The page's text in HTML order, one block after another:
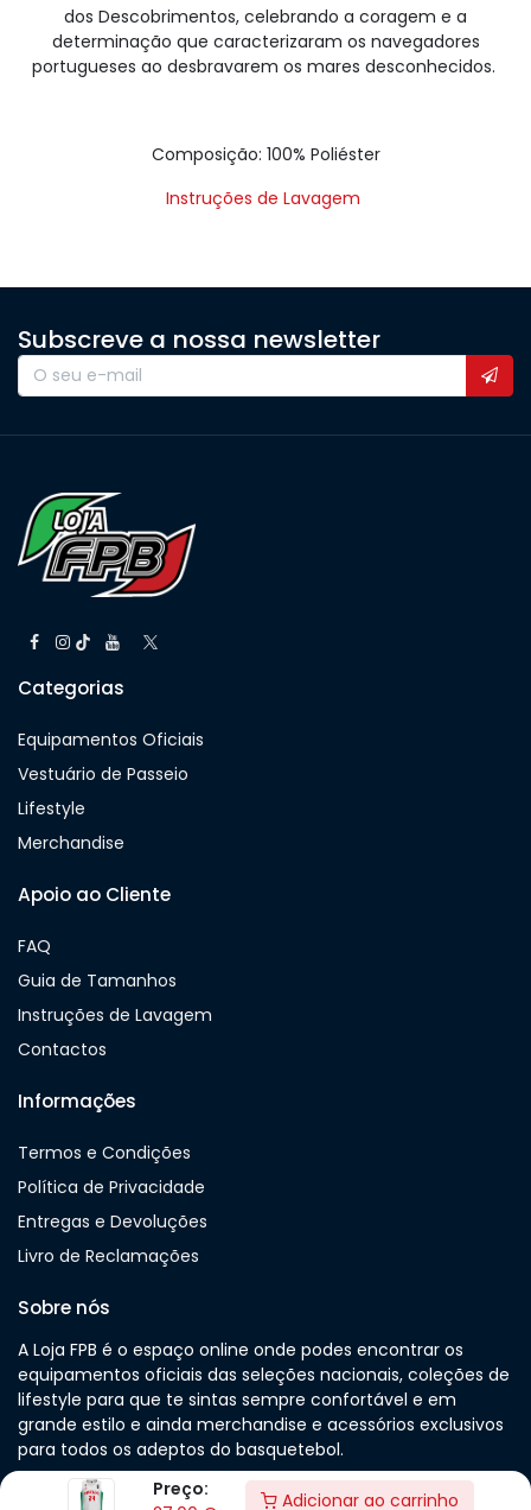
Preço:
Adicionar ao carrinho
dos Descobrimentos, celebrando a coragem e a
determinação que caracterizaram os navegadores
portugueses ao desbravarem os mares desconhecidos.
Composição: 100% Poliéster
Instruções de Lavagem
Subscreve a nossa newsletter
Categorias
Equipamentos Oficiais
Vestuário de Passeio
Lifestyle
Merchandise
Apoio ao Cliente
FAQ
Guia de Tamanhos
Instruções de Lavagem
Contactos
Informações
Termos e Condições
Política de Privacidade
Entregas e Devoluções
Livro de Reclamações
Sobre nós
A Loja FPB é o espaço online onde podes encontrar os
equipamentos oficiais das seleções nacionais, coleções de
lifestyle para que te sintas sempre confortável e em
grande estilo e ainda merchandise e acessórios exclusivos
para todos os adeptos do basquetebol.